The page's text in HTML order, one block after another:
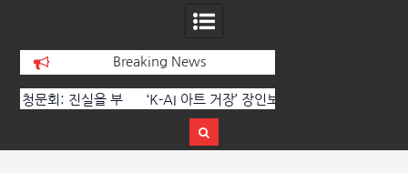
Breaking News
‘K-AI 아트 거장’ 장인보 감독, Ai 기술에
페스티벌’ 성황리에 막 내려